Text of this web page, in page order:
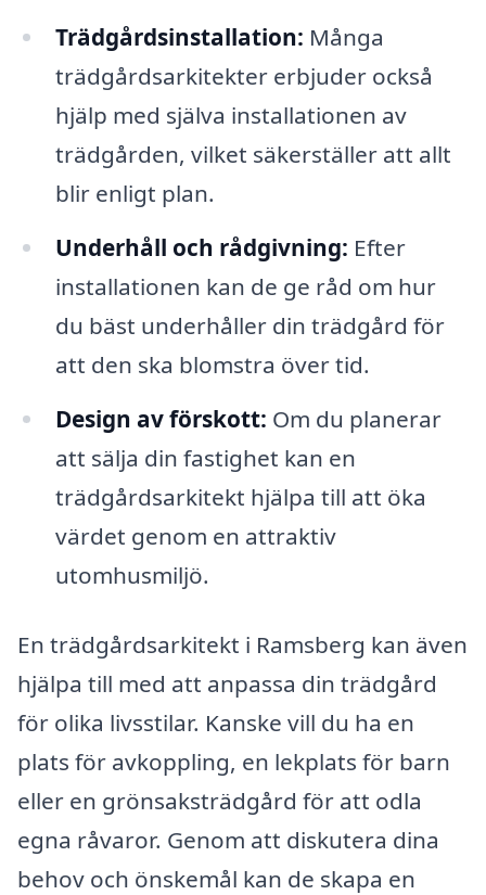
Trädgårdsinstallation: Många
trädgårdsarkitekter erbjuder också
hjälp med själva installationen av
trädgården, vilket säkerställer att allt
blir enligt plan.
Underhåll och rådgivning: Efter
installationen kan de ge råd om hur
du bäst underhåller din trädgård för
att den ska blomstra över tid.
Design av förskott: Om du planerar
att sälja din fastighet kan en
trädgårdsarkitekt hjälpa till att öka
värdet genom en attraktiv
utomhusmiljö.
En trädgårdsarkitekt i Ramsberg kan även
hjälpa till med att anpassa din trädgård
för olika livsstilar. Kanske vill du ha en
plats för avkoppling, en lekplats för barn
eller en grönsaksträdgård för att odla
egna råvaror. Genom att diskutera dina
behov och önskemål kan de skapa en